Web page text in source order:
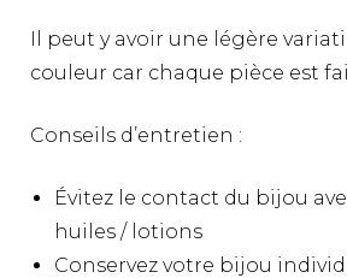
Il peut y avoir une légère
couleur car chaque pièce est
Conseils d’entretien :
Évitez le contact du bijou
huiles / lotions
Conservez votre bijou